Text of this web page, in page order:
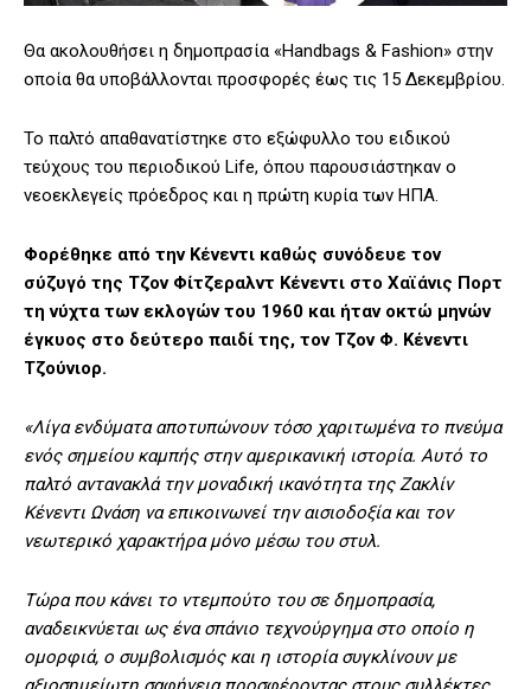
Θα ακολουθήσει η δημοπρασία «Handbags & Fashion» στην
οποία θα υποβάλλονται προσφορές έως τις 15 Δεκεμβρίου.
Το παλτό απαθανατίστηκε στο εξώφυλλο του ειδικού
τεύχους του περιοδικού Life, όπου παρουσιάστηκαν ο
νεοεκλεγείς πρόεδρος και η πρώτη κυρία των ΗΠΑ.
Φορέθηκε από την Κένεντι καθώς συνόδευε τον
σύζυγό της Τζον Φίτζεραλντ Κένεντι στο Χαϊάνις Πορτ
τη νύχτα των εκλογών του 1960 και ήταν οκτώ μηνών
έγκυος στο δεύτερο παιδί της, τον Τζον Φ. Κένεντι
Τζούνιορ.
«Λίγα ενδύματα αποτυπώνουν τόσο χαριτωμένα το πνεύμα
ενός σημείου καμπής στην αμερικανική ιστορία. Αυτό το
παλτό αντανακλά την μοναδική ικανότητα της Ζακλίν
Κένεντι Ωνάση να επικοινωνεί την αισιοδοξία και τον
νεωτερικό χαρακτήρα μόνο μέσω του στυλ.
Τώρα που κάνει το ντεμπούτο του σε δημοπρασία,
αναδεικνύεται ως ένα σπάνιο τεχνούργημα στο οποίο η
ομορφιά, ο συμβολισμός και η ιστορία συγκλίνουν με